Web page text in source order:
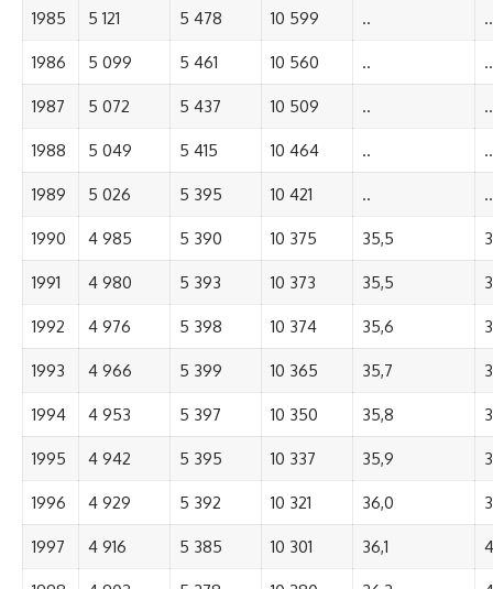
1985 5 121 5 478 10 599 .. ..
1986 5 099 5 461 10 560 .. ..
1987 5 072 5 437 10 509 .. ..
1988 5 049 5 415 10 464 .. ..
1989 5 026 5 395 10 421 .. ..
1990 4 985 5 390 10 375 35,5
1991 4 980 5 393 10 373 35,5
1992 4 976 5 398 10 374 35,6
1993 4 966 5 399 10 365 35,7
1994 4 953 5 397 10 350 35,8
1995 4 942 5 395 10 337 35,9
1996 4 929 5 392 10 321 36,0
1997 4 916 5 385 10 301 36,1